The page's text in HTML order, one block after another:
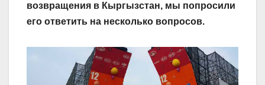
возвращения в Кыргызстан, мы попросили
его ответить на несколько вопросов.